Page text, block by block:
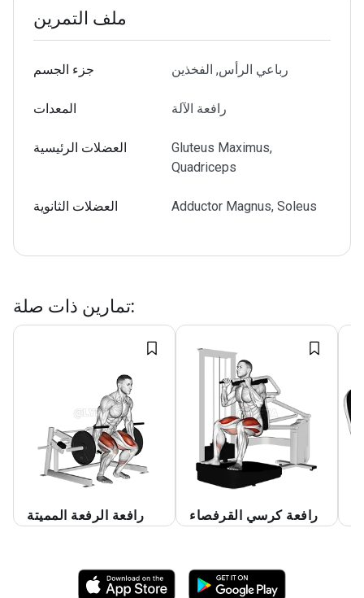
ملف التمرين
جزء الجسم رباعي الرأس, الفخذين
المعدات رافعة الآلة
العضلات الرئيسية
Gluteus Maximus,
Quadriceps
العضلات الثانوية Adductor Magnus, Soleus
تمارين ذات صلة:
رافعة الرفعة المميتة رافعة كرسي القرفصاء